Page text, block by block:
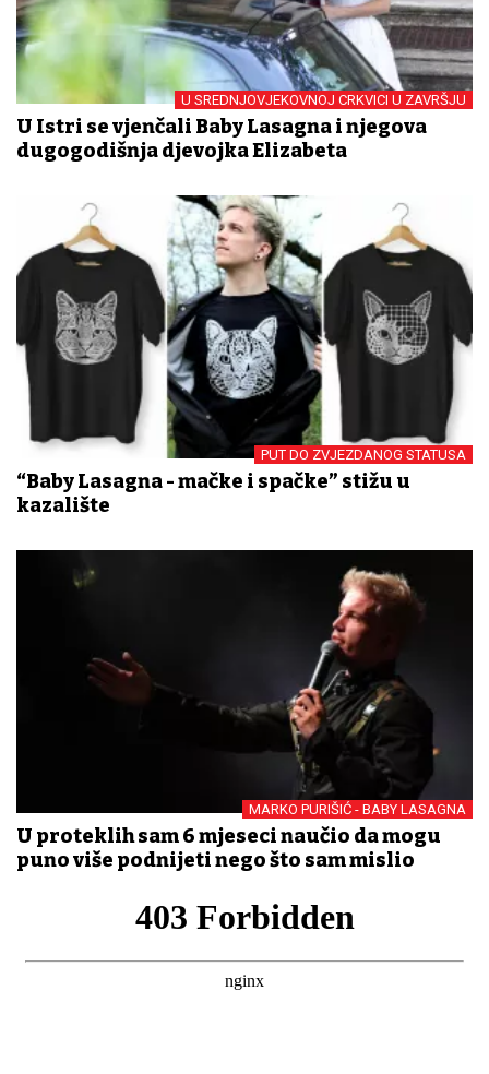
U SREDNJOVJEKOVNOJ CRKVICI U ZAVRŠJU
U Istri se vjenčali Baby Lasagna i njegova
dugogodišnja djevojka Elizabeta
PUT DO ZVJEZDANOG STATUSA
“Baby Lasagna - mačke i spačke” stižu u
kazalište
MARKO PURIŠIĆ - BABY LASAGNA
U proteklih sam 6 mjeseci naučio da mogu
puno više podnijeti nego što sam mislio